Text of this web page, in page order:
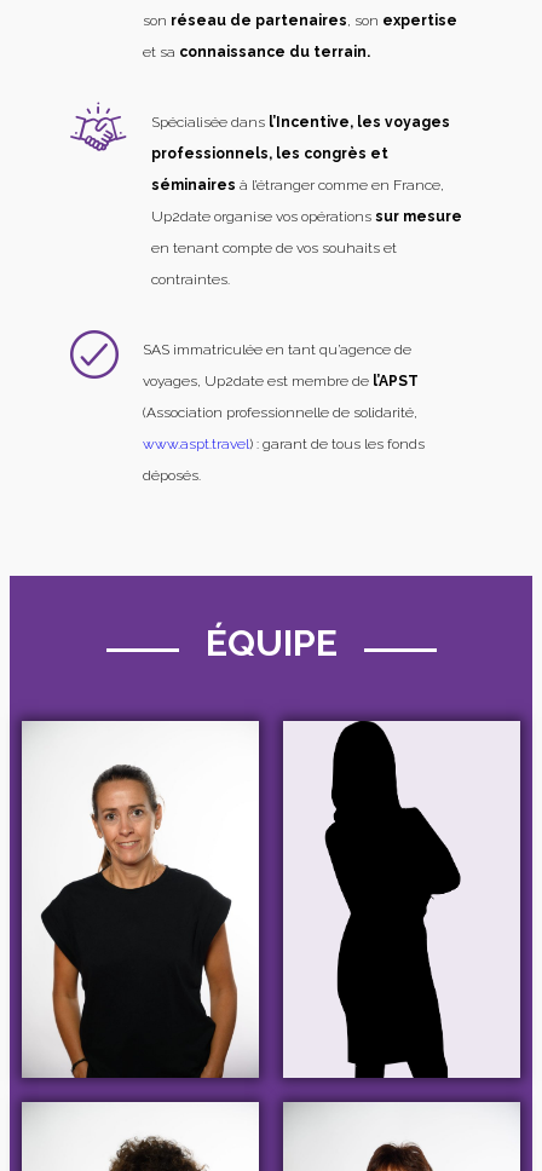
son réseau de partenaires, son expertise
et sa connaissance du terrain.
Spécialisée dans l’Incentive, les voyages
professionnels, les congrès et
séminaires à l’étranger comme en France,
Up2date organise vos opérations sur mesure
en tenant compte de vos souhaits et
contraintes.
SAS immatriculée en tant qu’agence de
voyages, Up2date est membre de l’APST
(Association professionnelle de solidarité,
www.aspt.travel) : garant de tous les fonds
déposés.
ÉQUIPE